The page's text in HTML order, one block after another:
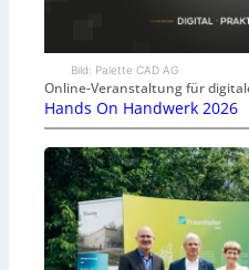
Bild: Palette CAD AG
Online-Veranstaltung für
Hands On Handwerk 2026